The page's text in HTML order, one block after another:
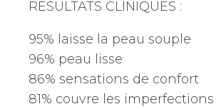
RÉSULTATS CLINIQUES :
95% laisse la peau souple
96% peau lisse
86% sensations de confort
81% couvre les imperfections